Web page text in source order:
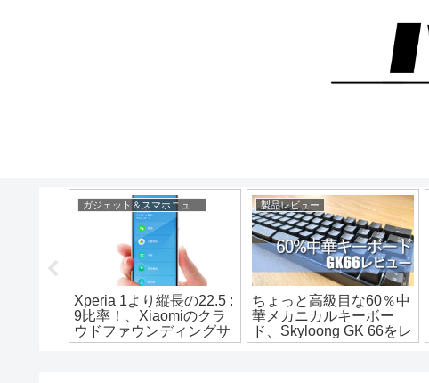
ガジェット＆スマホニュース
Xperia 1より縦長の22.5 :
9比率！、Xiaomiのクラ
ウドファウンディングサ
イトでQin 2が出現
製品レビュー
ちょっと高級目な60％中
華メカニカルキーボー
ド、Skyloong GK 66をレ
ビュー！